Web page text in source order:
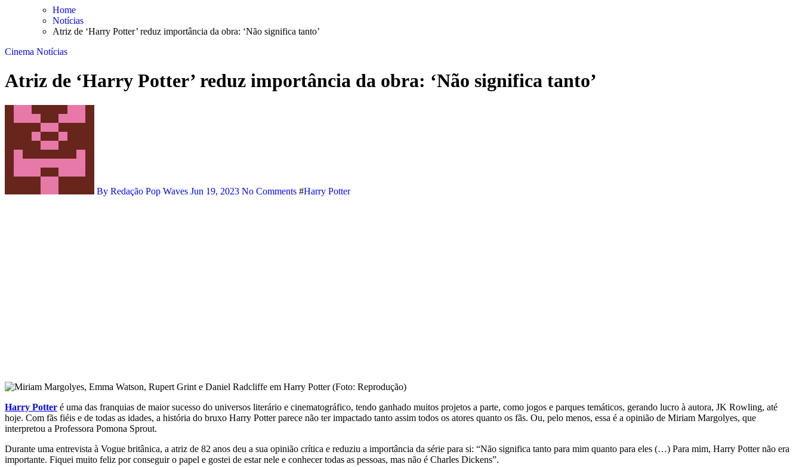
Home
Notícias
Atriz de ‘Harry Potter’ reduz importância da obra: ‘Não significa tanto’
Cinema Notícias
Atriz de ‘Harry Potter’ reduz importância da obra: ‘Não significa tanto’
By Redação Pop Waves Jun 19, 2023 No Comments #Harry Potter
Harry Potter é uma das franquias de maior sucesso do universos literário e cinematográfico, tendo ganhado muitos projetos a parte, como jogos e parques temáticos, gerando lucro à autora, JK Rowling, até
hoje. Com fãs fiéis e de todas as idades, a história do bruxo Harry Potter parece não ter impactado tanto assim todos os atores quanto os fãs. Ou, pelo menos, essa é a opinião de Miriam Margolyes, que
interpretou a Professora Pomona Sprout.
Durante uma entrevista à Vogue britânica, a atriz de 82 anos deu a sua opinião crítica e reduziu a importância da série para si: “Não significa tanto para mim quanto para eles (…) Para mim, Harry Potter não era
importante. Fiquei muito feliz por conseguir o papel e gostei de estar nele e conhecer todas as pessoas, mas não é Charles Dickens”.